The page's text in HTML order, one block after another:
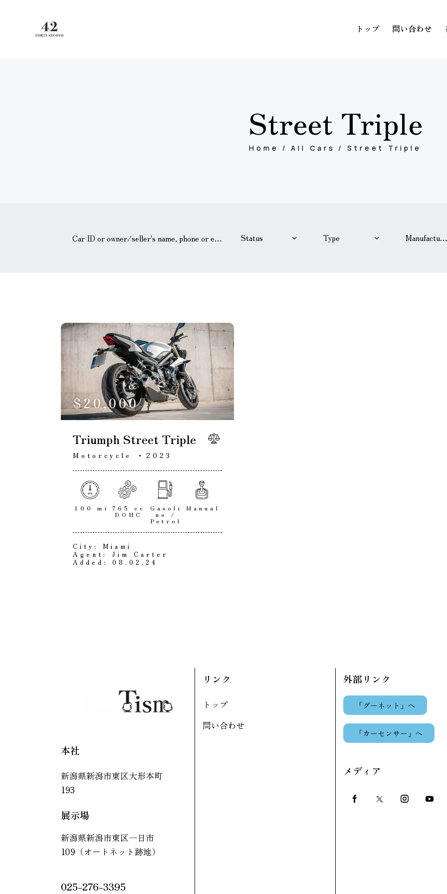
トップ 問い合わせ
Street Triple
Home All Cars Street Triple
Climate control (12) Heated seats (14)
Navigation system
(17)
Power windows (10)
$20,000
Triumph Street Triple
Motorcycle 2023
100 mi 765 cc
DOHC
Gasoli
ne /
Petrol
Manual
City:
Miami
Agent:
Jim Carter
Added:
08.02.24
本社
新潟県新潟市東区大形本町
193
展示場
新潟県新潟市東区一日市
109（オートネット跡地）
025-276-3395
リンク
トップ
問い合わせ
外部リンク
「グーネット」へ
「カーセンサー」へ
メディア